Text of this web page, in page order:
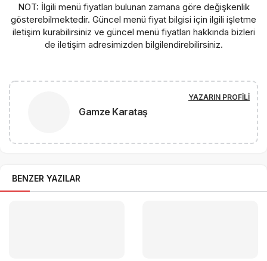
NOT: İlgili menü fiyatları bulunan zamana göre değişkenlik
gösterebilmektedir. Güncel menü fiyat bilgisi için ilgili işletme
iletişim kurabilirsiniz ve güncel menü fiyatları hakkında bizleri
de iletişim adresimizden bilgilendirebilirsiniz.
Gamze Karataş
YAZARIN PROFILI
BENZER YAZILAR